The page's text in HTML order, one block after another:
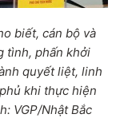
biết, cán bộ và
tình, phấn khởi
quyết liệt, linh
khi thực hiện
VGP/Nhật Bắc